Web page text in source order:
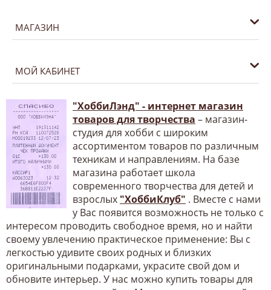
МАГАЗИН
МОЙ КАБИНЕТ
"ХоббиЛэнд" - интернет магазин
товаров для творчества – магазин-
студия для хобби с широким
ассортиментом товаров по различным
техникам и направлениям. На базе
магазина работает школа
современного творчества для детей и
взрослых "ХоббиКлуб" . Вместе с нами
у Вас появится возможность не только с
интересом проводить свободное время, но и найти
своему увлечению практическое применение: Вы с
легкостью удивите своих родных и близких
оригинальными подарками, украсите свой дом и
обновите интерьер. У нас можно купить товары для